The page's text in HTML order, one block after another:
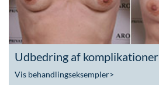
Udbedring af komplikationer
Vis behandlingseksempler>